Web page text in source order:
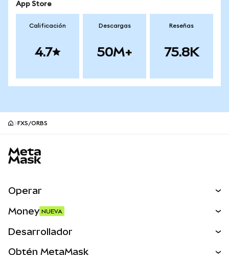
App Store
Calificación
4.7
Descargas
50M+
Reseñas
75.8K
FXS/ORBS
Operar
Money NUEVA
Desarrollador
Obtén MetaMask